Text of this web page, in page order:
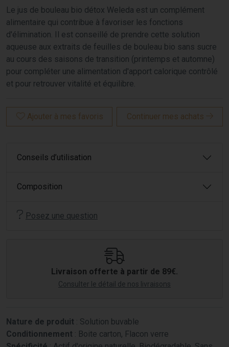
Le jus de bouleau bio détox Weleda est un complément
alimentaire qui contribue à favoriser les fonctions
d'élimination. Il est conseillé de prendre cette solution
aqueuse aux extraits de feuilles de bouleau bio sans sucre
au cours des saisons de transition (printemps et automne)
pour compléter une alimentation d'apport calorique contrôlé
et pour retrouver vitalité et équilibre.
Ajouter à mes favoris Continuer mes achats
Conseils d’utilisation
Composition
Posez une question
Livraison offerte à partir de 89€.
Consulter le détail de nos livraisons
Nature de produit : Solution buvable
Conditionnement : Boite carton, Flacon verre